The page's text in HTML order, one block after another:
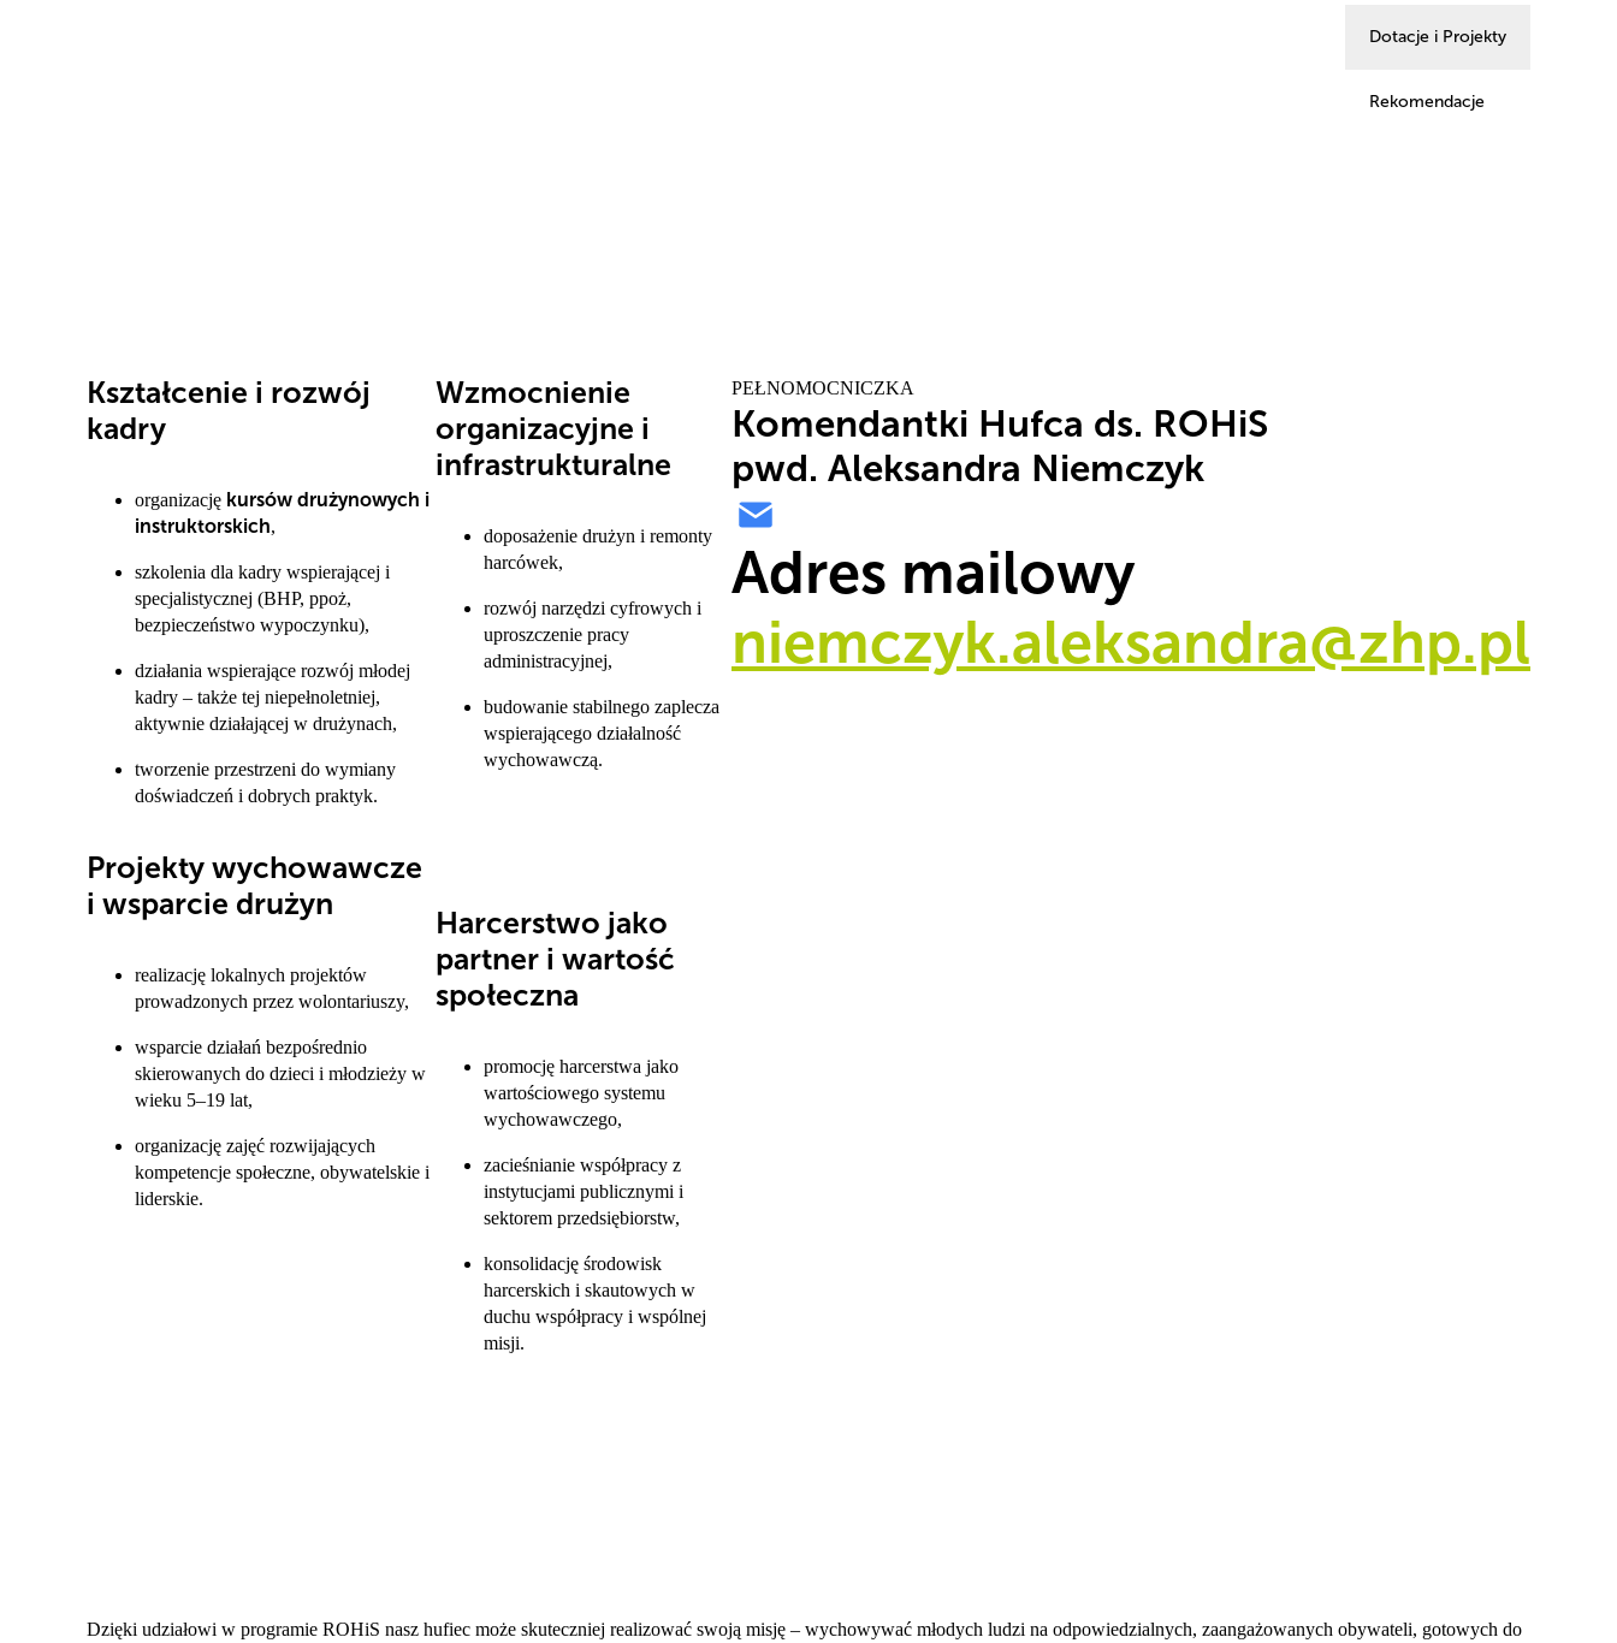
Dotacje i Projekty
Rekomendacje
Kształcenie i rozwój
kadry
organizację kursów drużynowych i
instruktorskich,
szkolenia dla kadry wspierającej i
specjalistycznej (BHP, ppoż,
bezpieczeństwo wypoczynku),
działania wspierające rozwój młodej
kadry – także tej niepełnoletniej,
aktywnie działającej w drużynach,
tworzenie przestrzeni do wymiany
doświadczeń i dobrych praktyk.
Projekty wychowawcze
i wsparcie drużyn
realizację lokalnych projektów
prowadzonych przez wolontariuszy,
wsparcie działań bezpośrednio
skierowanych do dzieci i młodzieży w
wieku 5–19 lat,
organizację zajęć rozwijających
kompetencje społeczne, obywatelskie i
liderskie.
Wzmocnienie
organizacyjne i
infrastrukturalne
doposażenie drużyn i remonty
harcówek,
rozwój narzędzi cyfrowych i
uproszczenie pracy
administracyjnej,
budowanie stabilnego zaplecza
wspierającego działalność
wychowawczą.
Harcerstwo jako
partner i wartość
społeczna
promocję harcerstwa jako
wartościowego systemu
wychowawczego,
zacieśnianie współpracy z
instytucjami publicznymi i
sektorem przedsiębiorstw,
konsolidację środowisk
harcerskich i skautowych w
duchu współpracy i wspólnej
misji.
PEŁNOMOCNICZKA
Komendantki Hufca ds. ROHiS
pwd. Aleksandra Niemczyk
Adres mailowy
niemczyk.aleksandra@zhp.pl
Dzięki udziałowi w programie ROHiS nasz hufiec może skuteczniej realizować swoją misję – wychowywać młodych ludzi na odpowiedzialnych, zaangażowanych obywateli, gotowych do